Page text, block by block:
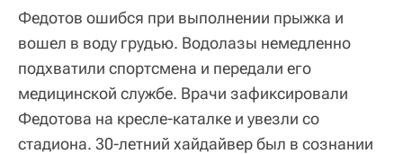
Федотов ошибся при выполнении прыжка и
вошел в воду грудью. Водолазы немедленно
подхватили спортсмена и передали его
медицинской службе. Врачи зафиксировали
Федотова на кресле-каталке и увезли со
стадиона. 30-летний хайдайвер был в сознании